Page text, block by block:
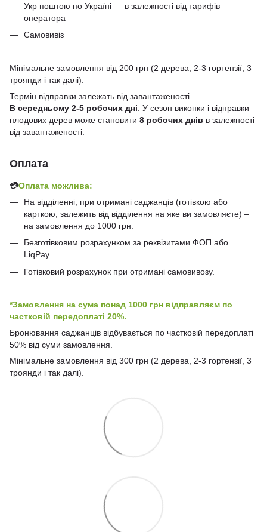
Укр поштою по Україні — в залежності від тарифів
оператора
Самовивіз
Мінімальне замовлення від 200 грн (2 дерева, 2-3 гортензії, 3
троянди і так далі).
Термін відправки залежать від завантаженості.
В середньому 2-5 робочих дні . У сезон викопки і відправки
плодових дерев може становити 8 робочих днів в залежності
від завантаженості.
Оплата
💳Оплата можлива:
На відділенні, при отримані саджанців (готівкою або
карткою, залежить від відділення на яке ви замовляєте) –
на замовлення до 1000 грн.
Безготівковим розрахунком за реквізитами ФОП або
LiqPay.
Готівковий розрахунок при отримані самовивозу.
*Замовлення на сума понад 1000 грн відправляєм по
частковій передоплаті 20%.
Бронювання саджанців відбувається по частковій передоплаті
50% від суми замовлення.
Мінімальне замовлення від 300 грн (2 дерева, 2-3 гортензії, 3
троянди і так далі).